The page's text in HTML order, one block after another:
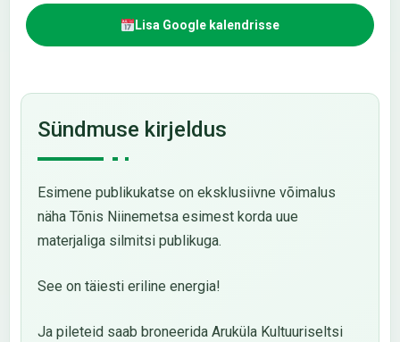
Lisa Google kalendrisse
Sündmuse kirjeldus
Esimene publikukatse on eksklusiivne võimalus
näha Tõnis Niinemetsa esimest korda uue
materjaliga silmitsi publikuga.
See on täiesti eriline energia!
Ja pileteid saab broneerida Aruküla Kultuuriseltsi